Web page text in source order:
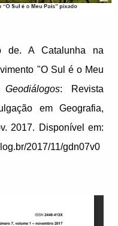
de. A Catalunha na
"O Sul é o Meu
Geodiálogos: Revista
em Geografia,
2017. Disponível em:
2017/11/gdn07v0